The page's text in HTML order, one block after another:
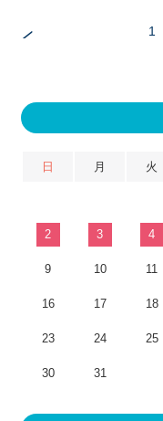
1
日 月 火
2 3 4
9 10 11
16 17 18
23 24 25
30 31